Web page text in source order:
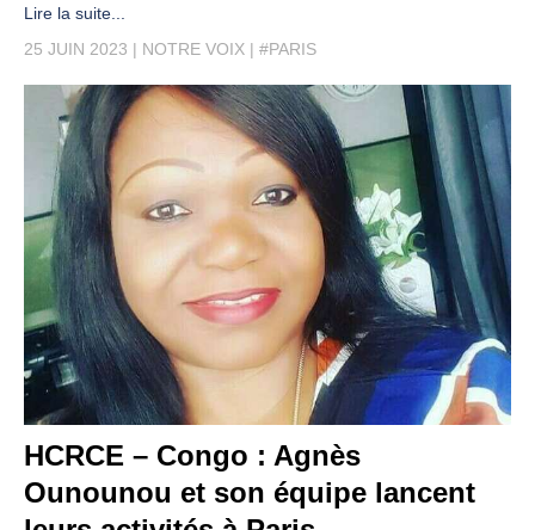
Lire la suite...
25 JUIN 2023
NOTRE VOIX #PARIS
HCRCE – Congo : Agnès
Ounounou et son équipe lancent